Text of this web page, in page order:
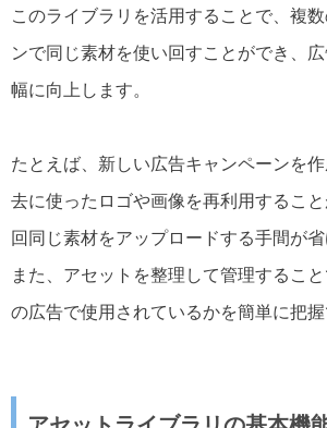
このライブラリを活用することで、複
ンで同じ素材を使い回すことができ、
幅に向上します。
たとえば、新しい広告キャンペーンを
去に使ったロゴや画像を再利用するこ
回同じ素材をアップロードする手間が省
また、アセットを整理して管理するこ
の広告で使用されているかを簡単に把握